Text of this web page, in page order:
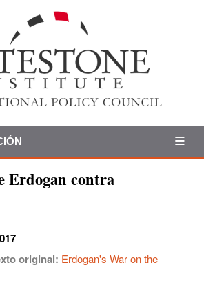
Erdogan contra
original: Erdogan's War on the